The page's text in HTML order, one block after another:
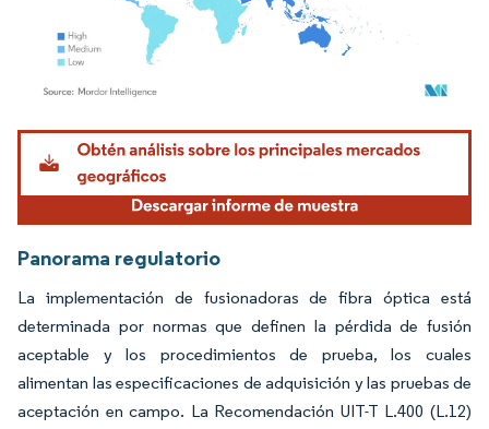
Imagen © Mordor Intelligence. El uso requiere atribución según CC BY 4.0.
Panorama regulatorio
La implementación de fusionadoras de fibra óptica está
determinada por normas que definen la pérdida de fusión
aceptable y los procedimientos de prueba, los cuales
alimentan las especificaciones de adquisición y las pruebas de
aceptación en campo. La Recomendación UIT-T L.400 (L.12)